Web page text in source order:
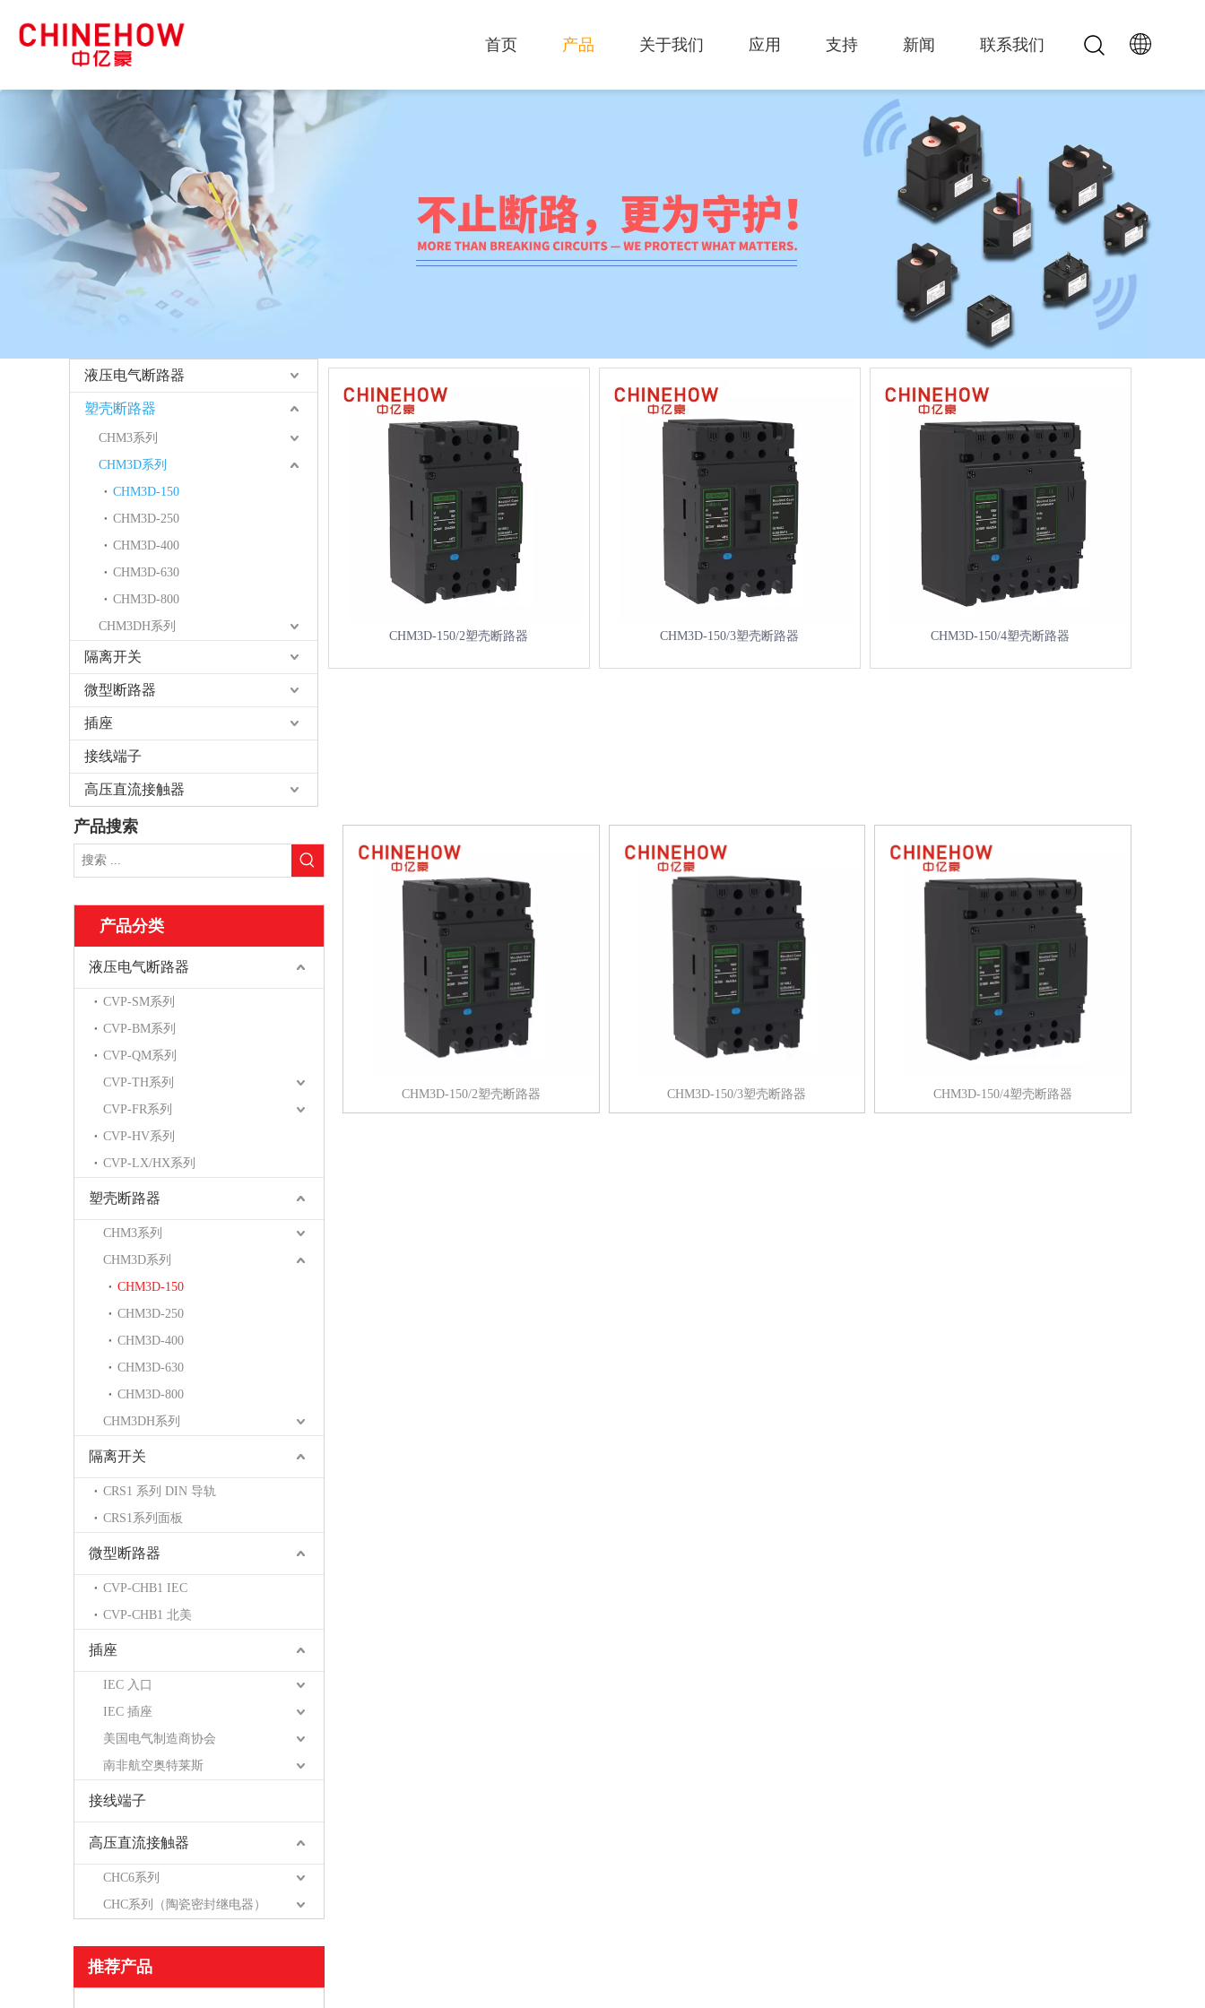
首页 产品 关于我们 应用 支持 新闻 联系我们
液压电气断路器
塑壳断路器
CHM3系列
CHM3D系列
CHM3D-150
CHM3D-250
CHM3D-400
CHM3D-630
CHM3D-800
CHM3DH系列
隔离开关
微型断路器
插座
接线端子
高压直流接触器
CHM3D-150/2塑壳断路器 CHM3D-150/3塑壳断路器 CHM3D-150/4塑壳断路器
产品搜索
产品分类
液压电气断路器
CVP-SM系列
CVP-BM系列
CVP-QM系列
CVP-TH系列
CVP-FR系列
CVP-HV系列
CVP-LX/HX系列
塑壳断路器
CHM3系列
CHM3D系列
CHM3D-150
CHM3D-250
CHM3D-400
CHM3D-630
CHM3D-800
CHM3DH系列
隔离开关
CRS1 系列 DIN 导轨
CRS1系列面板
微型断路器
CVP-CHB1 IEC
CVP-CHB1 北美
插座
IEC 入口
IEC 插座
美国电气制造商协会
南非航空奥特莱斯
接线端子
高压直流接触器
CHC6系列
CHC系列（陶瓷密封继电器）
推荐产品
CHM3D-150/2塑壳断路器 CHM3D-150/3塑壳断路器 CHM3D-150/4塑壳断路器